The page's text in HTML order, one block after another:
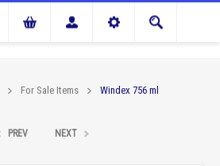
For Sale Items Windex 756 ml
PREV NEXT